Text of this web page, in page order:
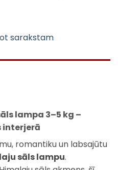
sarakstam
lampa 3–5 kg –
interjerā
romantiku un labsajūtu
sāls lampu.